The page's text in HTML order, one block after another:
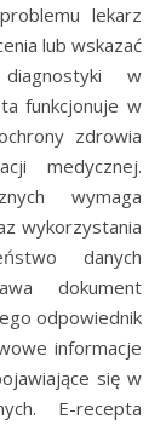
lekarz
lub wskazać
w
funkcjonuje w
zdrowia
medycznej.
wymaga
wykorzystania
danych
dokument
odpowiednik
informacje
się w
E-recepta